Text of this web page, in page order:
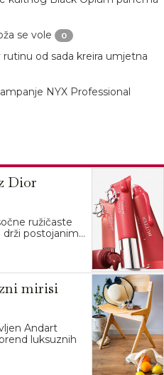
se vole 0
rutinu od sada kreira umjetna
NYX Professional
Dior
ružičaste
drži postojanim…
mirisi
Andart
luksuznih